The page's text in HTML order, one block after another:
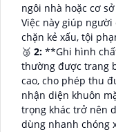
ngôi nhà hoặc cơ
Việc này giúp
chặn kẻ xấu, tội
🥉 2: **Ghi hình
thường được trang
cao, cho phép thu
nhận diện khuôn
trọng khác trở nên
dùng nhanh chóng